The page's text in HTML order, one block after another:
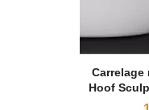
Carrelage
Hoof